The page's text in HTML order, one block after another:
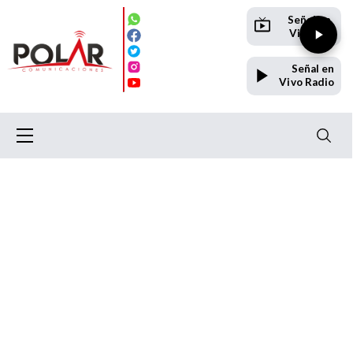
Señal en
Vivo TV
Señal en
Vivo Radio